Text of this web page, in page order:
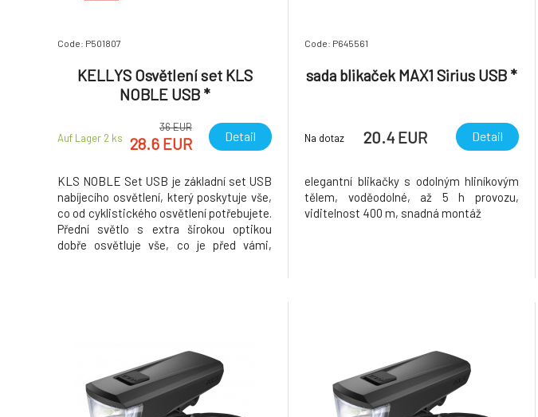
Code: P501807
KELLYS Osvětlení set KLS
NOBLE USB *
Auf Lager 2 ks
36 EUR
28.6 EUR Detail
KLS NOBLE Set USB je základní set USB
nabíjecího osvětlení, který poskytuje vše,
co od cyklistického osvětlení potřebujete.
Přední světlo s extra širokou optikou
dobře osvětluje vše, co je před vámi,
Code: P645561
sada blikaček MAX1 Sirius USB *
Na dotaz 20.4 EUR Detail
elegantní blikačky s odolným hliníkovým
tělem, voděodolné, až 5 h provozu,
viditelnost 400 m, snadná montáž